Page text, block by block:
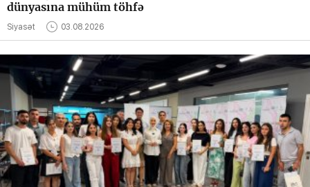
dünyasına mühüm töhfə
Siyasət 03.08.2026